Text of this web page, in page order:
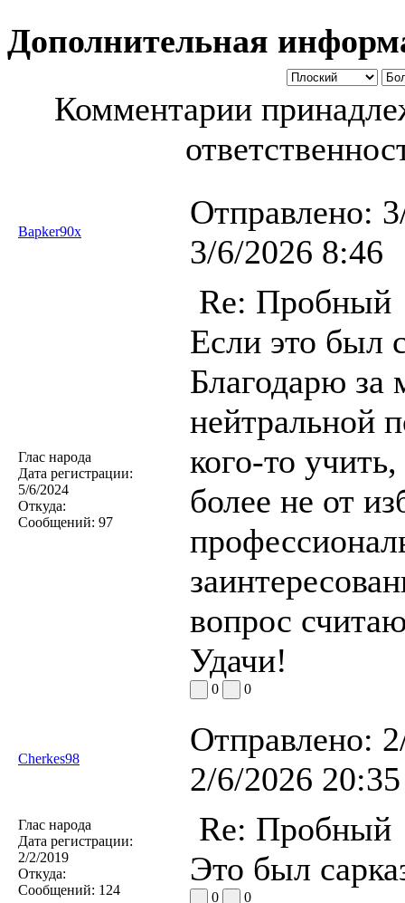
Дополнительная
Комментарии
Bapker90x
Отправлено:
3/6/2026 8:46
Глас народа
Дата регистрации:
5/6/2024
Откуда:
Сообщений: 97
Re: Пробный
Если это был
Благодарю за
нейтральной
кого-то
более не от
вопрос
Удачи!
0 0
Cherkes98
Отправлено:
2/6/2026 20:35
Глас народа
Дата регистрации:
2/2/2019
Откуда:
Сообщений: 124
Re: Пробный
Это был
0 0